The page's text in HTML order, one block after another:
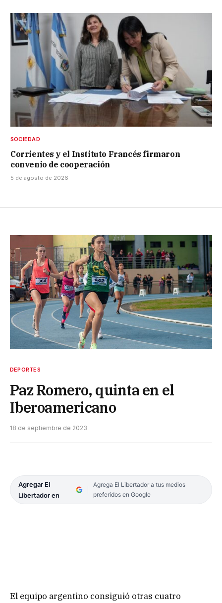
SOCIEDAD
Corrientes y el Instituto Francés firmaron
convenio de cooperación
5 de agosto de 2026
DEPORTES
Paz Romero, quinta en el
Iberoamericano
18 de septiembre de 2023
Agregar El
Libertador en
Agrega El Libertador a tus medios
preferidos en Google
El equipo argentino consiguió otras cuatro